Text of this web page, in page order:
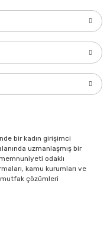
bir kadın girişimci
uzmanlaşmış bir
odaklı
kamu kurumları ve
çözümleri